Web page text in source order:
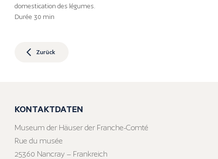
domestication des légumes.
Durée 30 min
Zurück
KONTAKTDATEN
Museum der Häuser der Franche-Comté
Rue du musée
25360 Nancray – Frankreich